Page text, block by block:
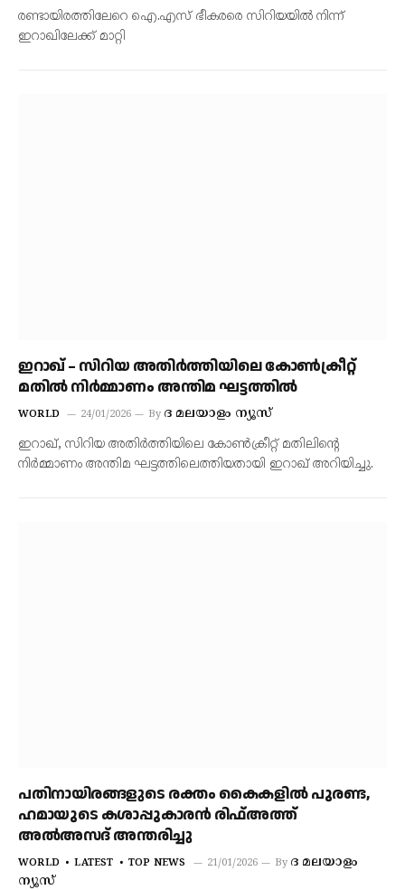
രണ്ടായിരത്തിലേറെ ഐ.എസ് ഭീകരരെ സിറിയയില്‍ നിന്ന്
ഇറാഖിലേക്ക് മാറ്റി
ഇറാഖ് – സിറിയ അതിര്‍ത്തിയിലെ കോണ്‍ക്രീറ്റ്
മതില്‍ നിര്‍മ്മാണം അന്തിമ ഘട്ടത്തില്‍
WORLD 24/01/2026 By ദ മലയാളം ന്യൂസ്
ഇറാഖ്, സിറിയ അതിര്‍ത്തിയിലെ കോണ്‍ക്രീറ്റ് മതിലിന്റെ
നിര്‍മ്മാണം അന്തിമ ഘട്ടത്തിലെത്തിയതായി ഇറാഖ് അറിയിച്ചു.
പതിനായിരങ്ങളുടെ രക്തം കൈകളില്‍ പുരണ്ട,
ഹമായുടെ കശാപ്പുകാരന്‍ രിഫ്അത്ത്
അല്‍അസദ് അന്തരിച്ചു
WORLD LATEST TOP NEWS 21/01/2026 By ദ മലയാളം
ന്യൂസ്